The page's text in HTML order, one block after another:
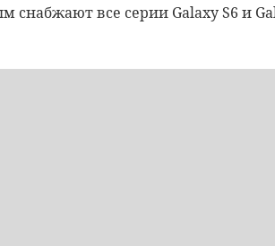
снабжают все серии Galaxy S6 и